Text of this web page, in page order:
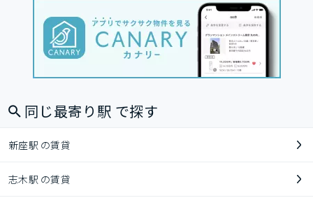
同じ最寄り駅 で探す
新座駅 の賃貸
志木駅 の賃貸